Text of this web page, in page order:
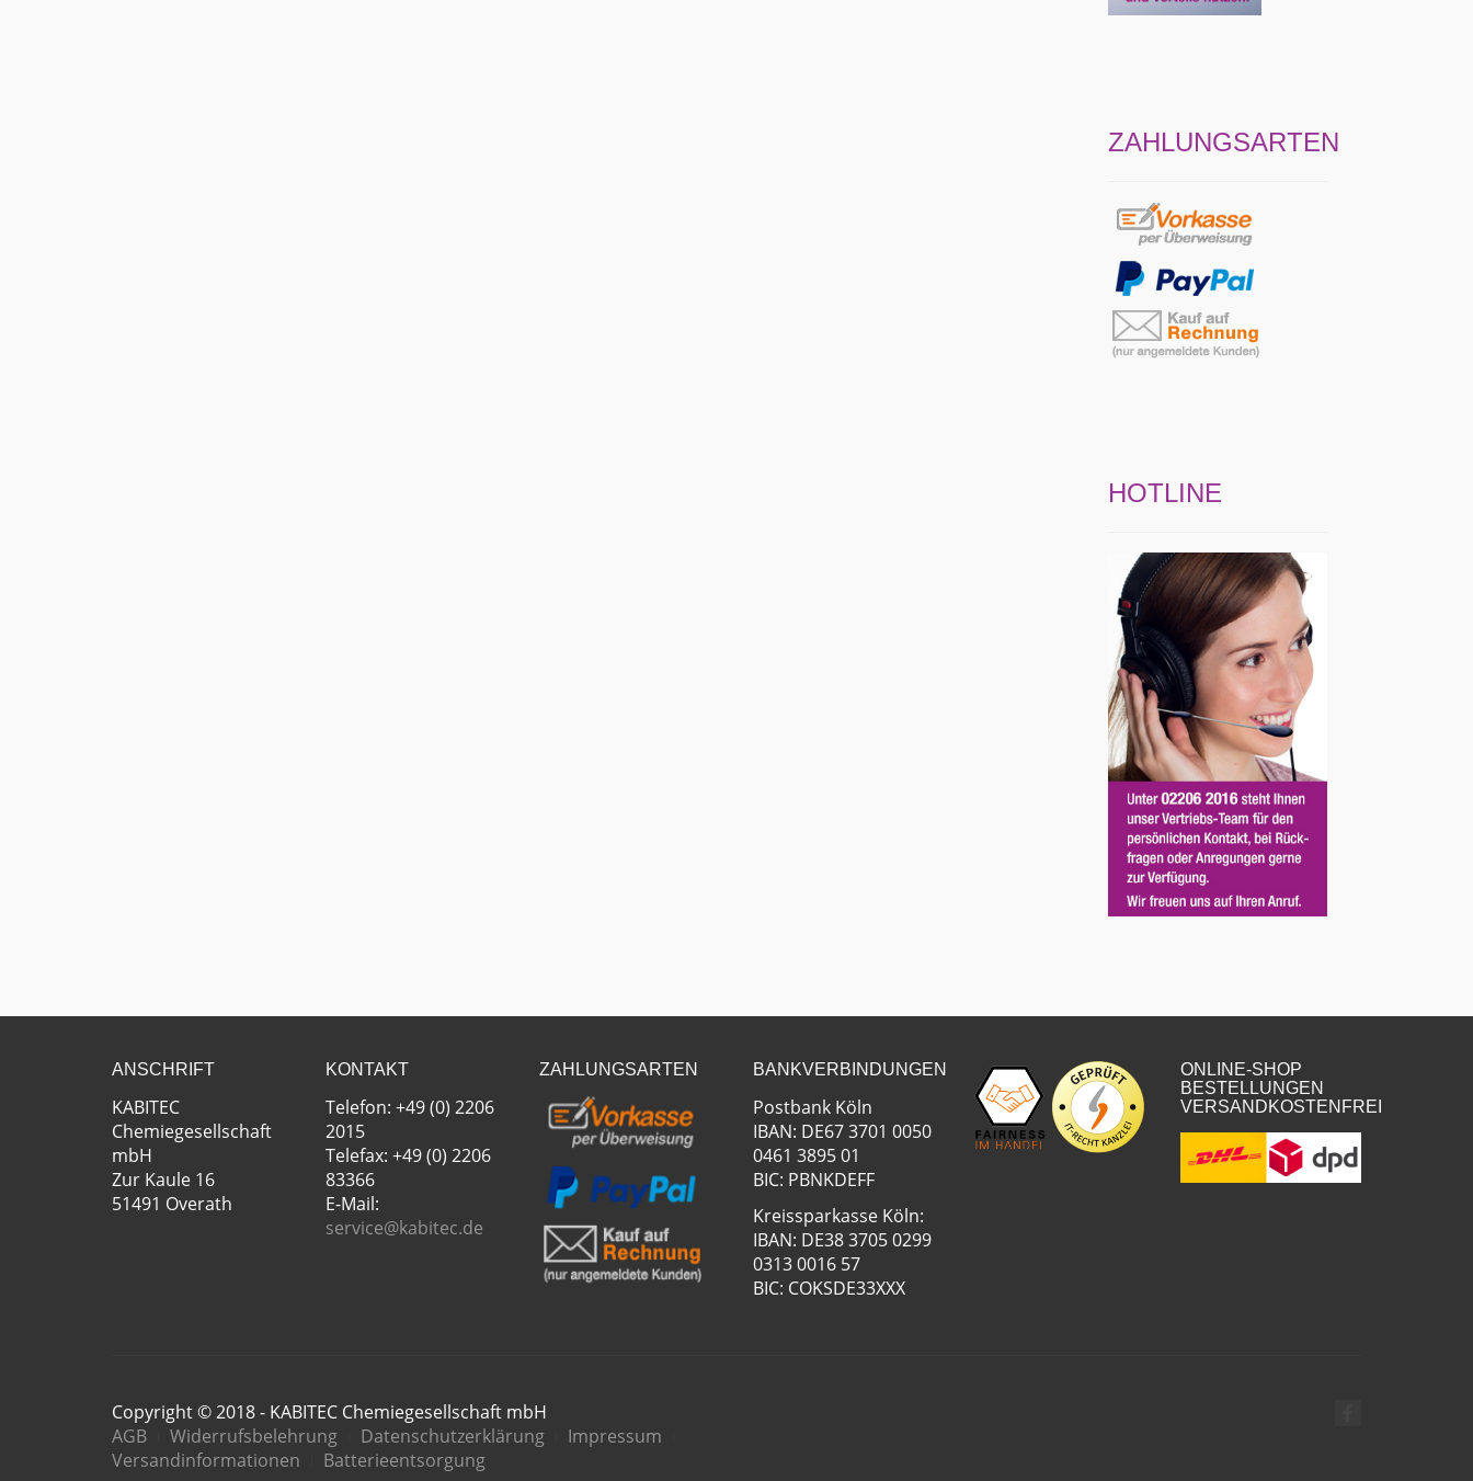
ZAHLUNGSARTEN
HOTLINE
ANSCHRIFT
KABITEC
Chemiegesellschaft
mbH
Zur Kaule 16
51491 Overath
KONTAKT
Telefon: +49 (0) 2206
2015
Telefax: +49 (0) 2206
83366
E-Mail:
service@kabitec.de
ZAHLUNGSARTEN BANKVERBINDUNGEN
Postbank Köln
IBAN: DE67 3701 0050
0461 3895 01
BIC: PBNKDEFF
Kreissparkasse Köln:
IBAN: DE38 3705 0299
0313 0016 57
BIC: COKSDE33XXX
ONLINE-SHOP
BESTELLUNGEN
VERSANDKOSTENFREI
Copyright © 2018 - KABITEC Chemiegesellschaft mbH
AGB
Widerrufsbelehrung Datenschutzerklärung
Impressum
Versandinformationen
Batterieentsorgung